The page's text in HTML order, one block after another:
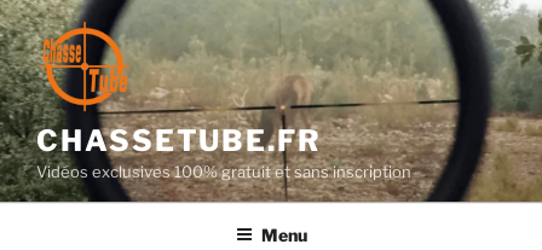
Aller
au
contenu
principal
CHASSETUBE.FR
Vidéos exclusives 100% gratuit et sans inscription
Menu